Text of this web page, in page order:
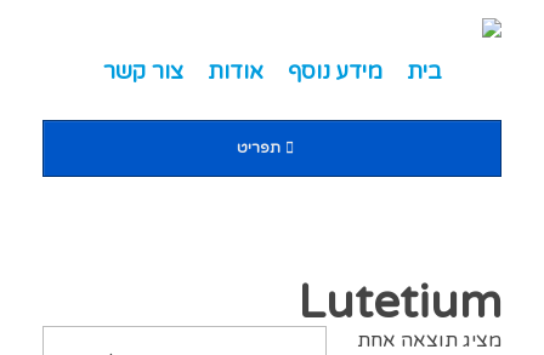
מֻפְעֶלֶת
מַעֲרֶכֶת
בית מידע נוסף אודות צור קשר
תפריט
Lutetium
מציג תוצאה אחת